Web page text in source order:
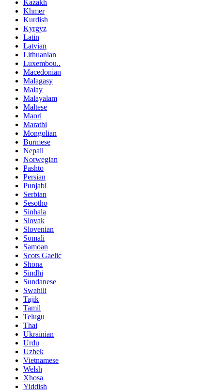
Kazakh
Khmer
Kurdish
Kyrgyz
Latin
Latvian
Lithuanian
Luxembou..
Macedonian
Malagasy
Malay
Malayalam
Maltese
Maori
Marathi
Mongolian
Burmese
Nepali
Norwegian
Pashto
Persian
Punjabi
Serbian
Sesotho
Sinhala
Slovak
Slovenian
Somali
Samoan
Scots Gaelic
Shona
Sindhi
Sundanese
Swahili
Tajik
Tamil
Telugu
Thai
Ukrainian
Urdu
Uzbek
Vietnamese
Welsh
Xhosa
Yiddish